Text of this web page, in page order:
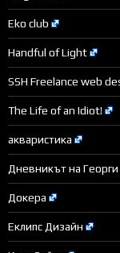
Eko club
Handful of Light
SSH Freelance web
The Life of an Idiot!
акваристика
Дневникът на
Докера
Еклипс Дизайн